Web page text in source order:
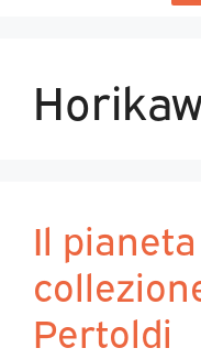
Il
Pertoldi